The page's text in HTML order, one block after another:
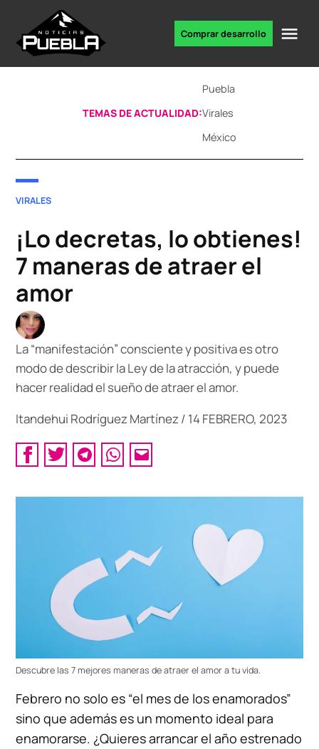
content
Comprar desarrollo
TEMAS DE ACTUALIDAD:
Puebla
Virales
México
POSTED
VIRALES
¡Lo decretas, lo obtienes!
7 maneras de atraer el
amor
La “manifestación” consciente y positiva es otro
modo de describir la Ley de la atracción, y puede
hacer realidad el sueño de atraer el amor.
Itandehui Rodríguez Martínez / 14 FEBRERO, 2023
Descubre las 7 mejores maneras de atraer el amor a tu vida.
Febrero no solo es “el mes de los enamorados”
sino que además es un momento ideal para
enamorarse. ¿Quieres arrancar el año estrenado